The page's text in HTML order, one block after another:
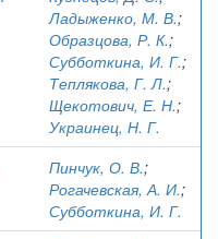
Ладыженко, М. В.;
Образцова, Р. К.;
Субботкина, И. Г.;
Теплякова, Г. Л.;
Щекотович, Е. Н.;
Украинец, Н. Г.
Пинчук, О. В.;
Рогачевская, А. И.;
Субботкина, И. Г.